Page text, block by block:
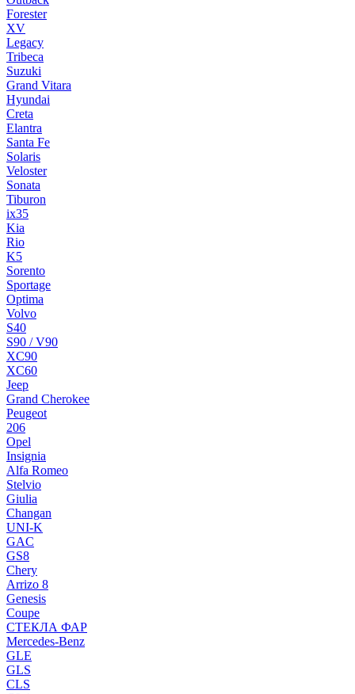
Forester
XV
Legacy
Tribeca
Suzuki
Grand Vitara
Hyundai
Creta
Elantra
Santa Fe
Solaris
Veloster
Sonata
Tiburon
ix35
Kia
Rio
K5
Sorento
Sportage
Optima
Volvo
S40
S90 / V90
XC90
XC60
Jeep
Grand Cherokee
Peugeot
206
Opel
Insignia
Alfa Romeo
Stelvio
Giulia
Changan
UNI-K
GAC
GS8
Chery
Arrizo 8
Genesis
Coupe
СТЕКЛА ФАР
Mercedes-Benz
GLE
GLS
CLS